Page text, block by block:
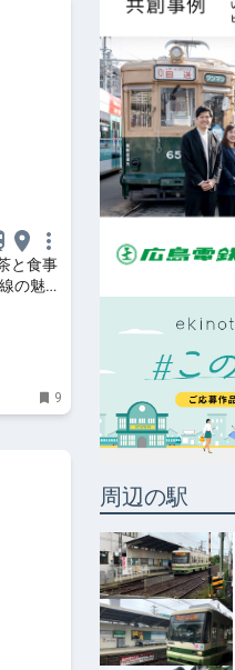
と食事
の魅力
9
周辺の駅